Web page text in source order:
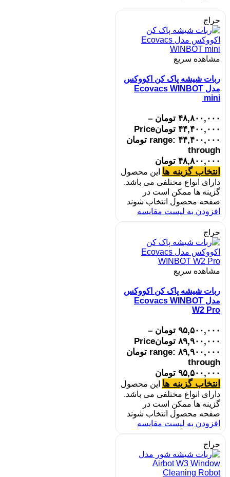
حراج
مشاهده سریع
ربات شیشه پاک کن اکووکس
مدل Ecovacs WINBOT
mini
۴۸,۸۰۰,۰۰۰ تومان –
۴۴,۴۰۰,۰۰۰ تومانPrice
range: ۴۴,۴۰۰,۰۰۰ تومان
through
۴۸,۸۰۰,۰۰۰ تومان
انتخاب گزینه ها این محصول
دارای انواع مختلفی می باشد.
گزینه ها ممکن است در
صفحه محصول انتخاب شوند
افزودن به لیست مقایسه
حراج
مشاهده سریع
ربات شیشه پاک کن اکووکس
مدل Ecovacs WINBOT
W2 Pro
۹۵,۵۰۰,۰۰۰ تومان –
۸۹,۹۰۰,۰۰۰ تومانPrice
range: ۸۹,۹۰۰,۰۰۰ تومان
through
۹۵,۵۰۰,۰۰۰ تومان
انتخاب گزینه ها این محصول
دارای انواع مختلفی می باشد.
گزینه ها ممکن است در
صفحه محصول انتخاب شوند
افزودن به لیست مقایسه
حراج